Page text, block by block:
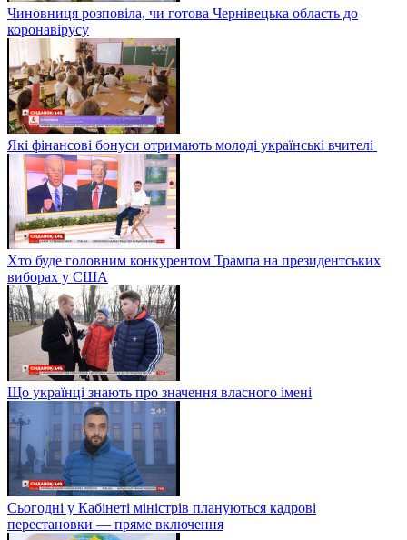
Чиновниця розповіла, чи готова Чернівецька область до
коронавірусу
Які фінансові бонуси отримають молоді українські вчителі
Хто буде головним конкурентом Трампа на президентських
виборах у США
Що українці знають про значення власного імені
Сьогодні у Кабінеті міністрів плануються кадрові
перестановки — пряме включення